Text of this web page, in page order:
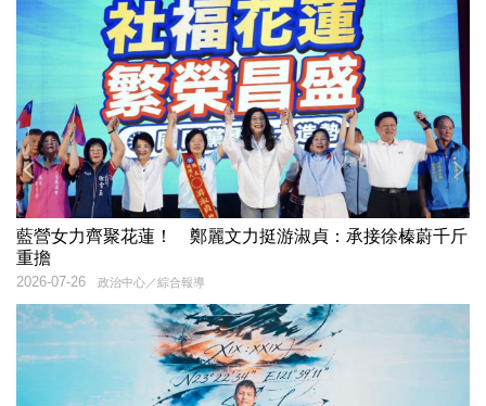
藍營女力齊聚花蓮！ 鄭麗文力挺游淑貞：承接徐榛蔚千斤
重擔
政治中心／綜合報導
2026-07-26